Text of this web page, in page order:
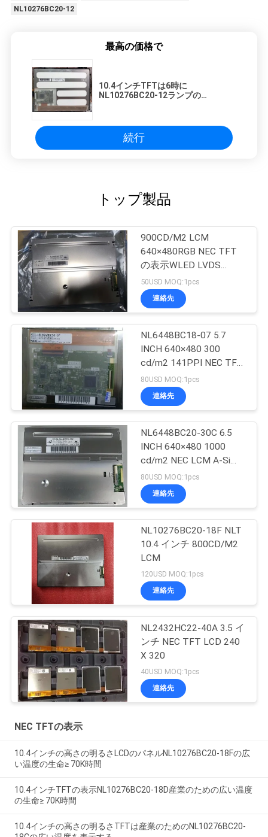
NL10276BC20-12
最高の価格で
10.4インチTFTは6時に
NL10276BC20-12ランプの
続行
トップ製品
900CD/M2 LCM
640×480RGB NEC TFT
の表示WLED LVDS
NL6448BC26-27C
50USD MOQ:1pcs
連絡先
NL6448BC18-07 5.7
INCH 640×480 300
cd/m2 141PPI NEC TFT
パネル
80USD MOQ:1pcs
連絡先
NL6448BC20-30C 6.5
INCH 640×480 1000
cd/m2 NEC LCM A-Si
TFT LCD
80USD MOQ:1pcs
連絡先
NL10276BC20-18F NLT
10.4 インチ 800CD/M2
LCM
120USD MOQ:1pcs
連絡先
NL2432HC22-40A 3.5 イ
ンチ NEC TFT LCD 240
X 320
40USD MOQ:1pcs
連絡先
NEC TFTの表示
10.4インチの高さの明るさLCDのパネルNL10276BC20-18Fの広
い温度の生命≥ 70K時間
10.4インチTFTの表示NL10276BC20-18D産業のための広い温度
の生命≥ 70K時間
10.4インチの高さの明るさTFTは産業のためのNL10276BC20-